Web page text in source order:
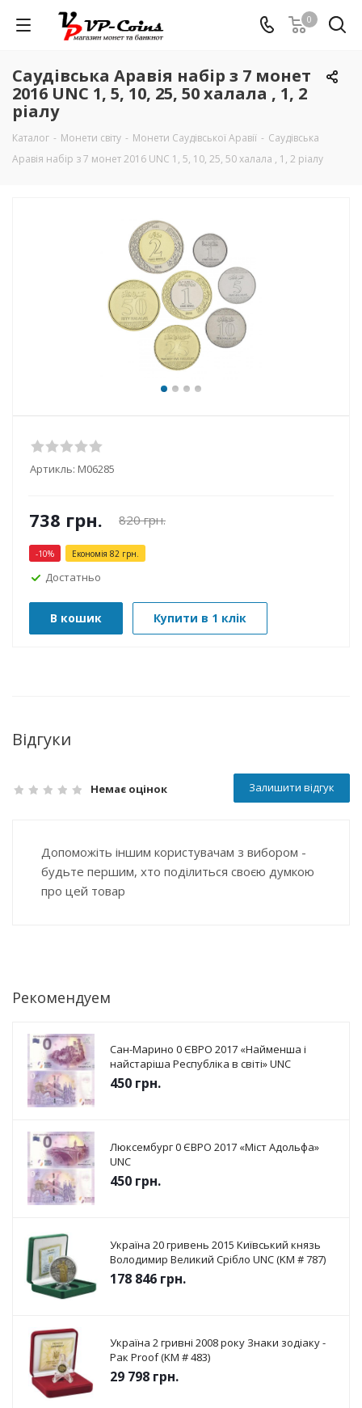
0
Саудівська Аравія набір з 7 монет
2016 UNC 1, 5, 10, 25, 50 халала , 1, 2
ріалу
Каталог - Монети світу - Монети Саудівської Аравії - Саудівська
Аравія набір з 7 монет 2016 UNC 1, 5, 10, 25, 50 халала , 1, 2 ріалу
Артикль: М06285
738 грн. 820грн.
-10% Економія 82 грн.
Достатньо
В кошик Купити в 1 клік
Відгуки
Немає оцінок Залишити відгук
Допоможіть іншим користувачам з вибором -
будьте першим, хто поділиться своєю думкою
про цей товар
Рекомендуем
Сан-Марино 0 ЄВРО 2017 «Найменша і
найстаріша Республіка в світі» UNC
450 грн.
Люксембург 0 ЄВРО 2017 «Міст Адольфа»
UNC
450 грн.
Україна 20 гривень 2015 Київський князь
Володимир Великий Срібло UNC (KM # 787)
178 846 грн.
Україна 2 гривні 2008 року Знаки зодіаку -
Рак Proof (KM # 483)
29 798 грн.